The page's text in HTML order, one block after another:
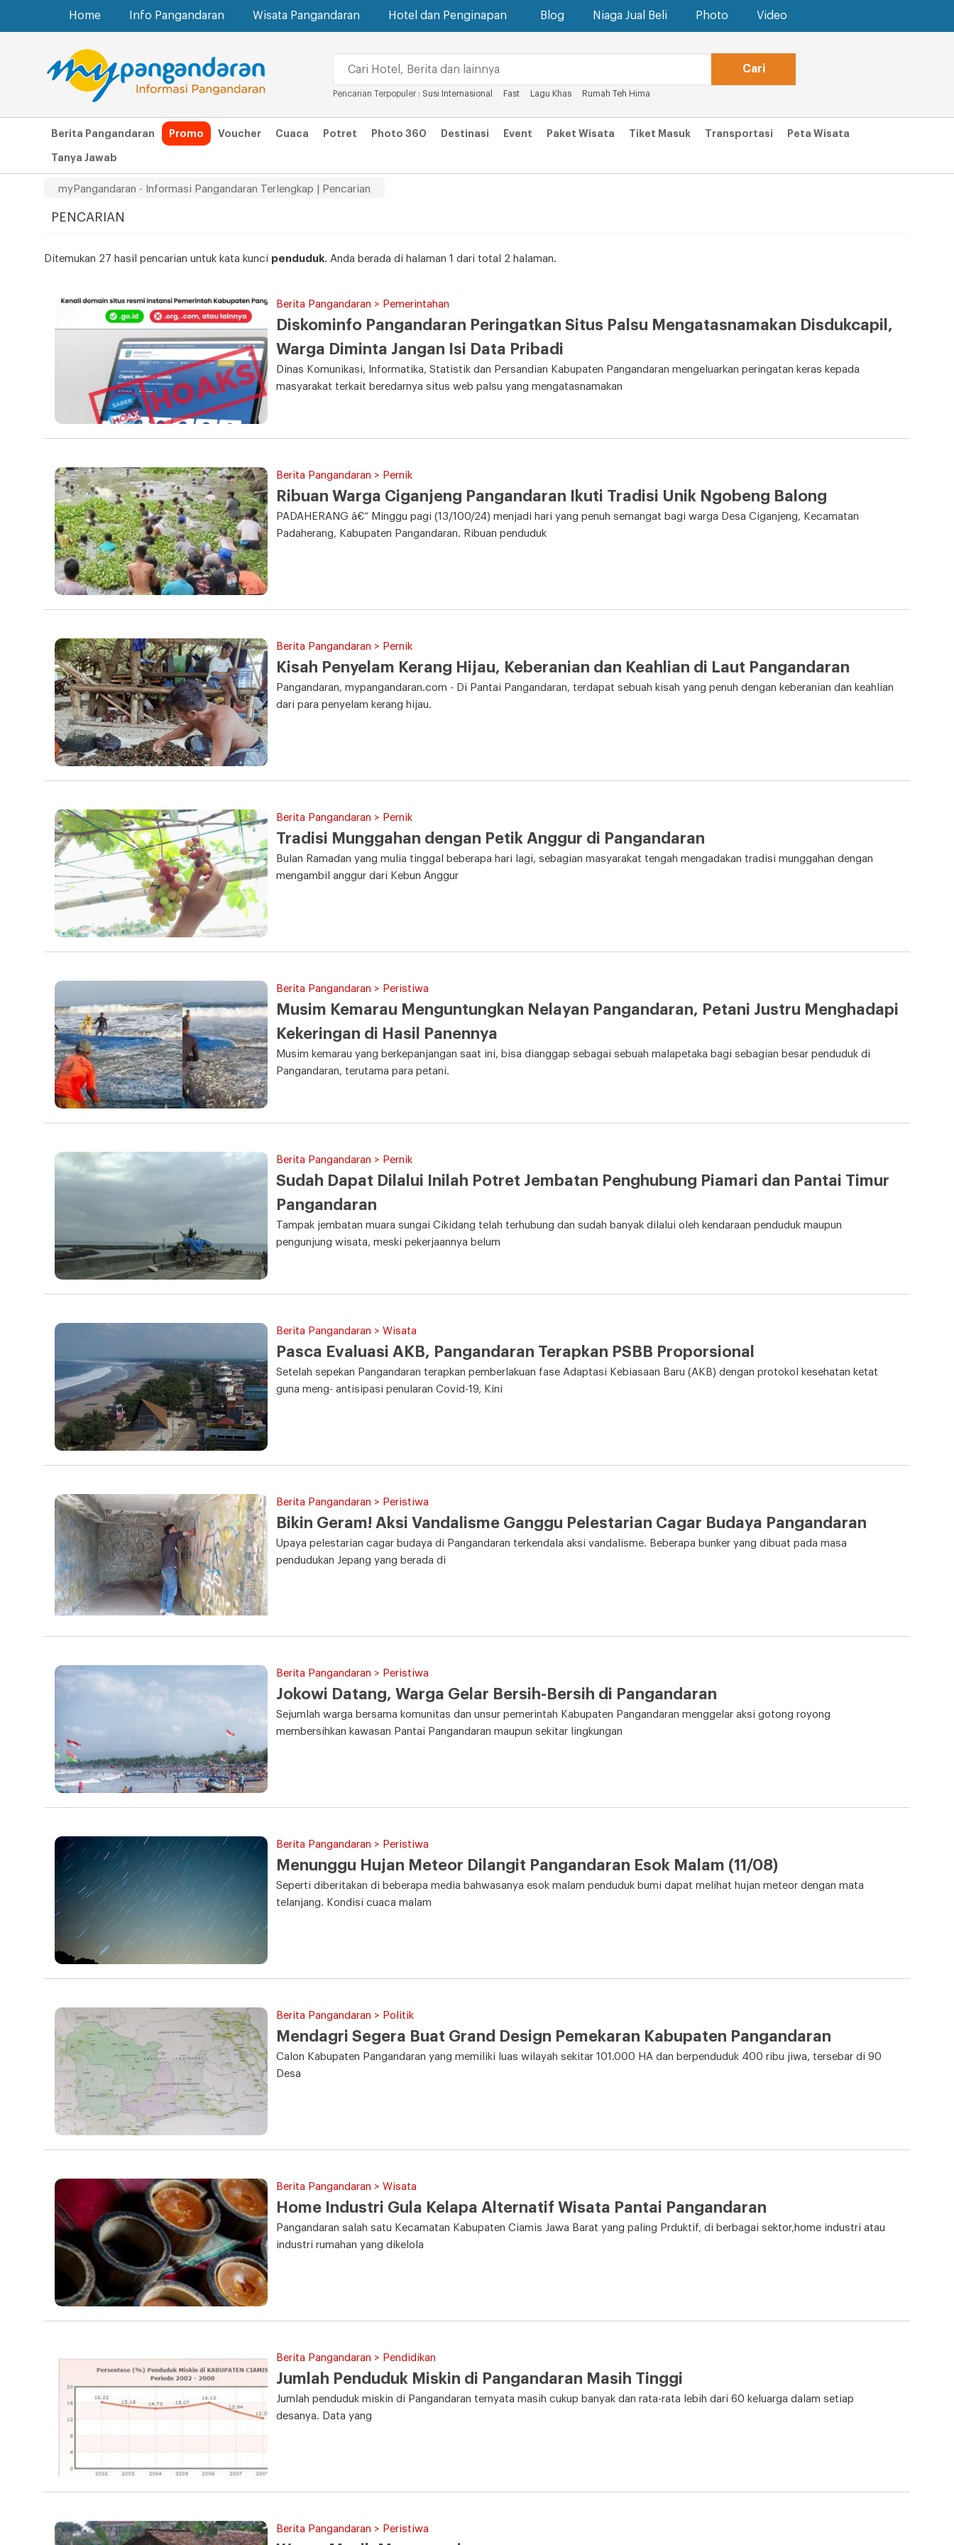
Home Info Pangandaran Wisata Pangandaran Hotel dan Penginapan Blog Niaga Jual Beli Photo Video
Pencarian Terpopuler : Susi Internasional Fast Lagu Khas Rumah Teh Hima
Berita Pangandaran Promo Voucher Cuaca Potret Photo 360 Destinasi Event Paket Wisata Tiket Masuk Transportasi Peta Wisata
Tanya Jawab
myPangandaran - Informasi Pangandaran Terlengkap | Pencarian
PENCARIAN
Ditemukan 27 hasil pencarian untuk kata kunci penduduk. Anda berada di halaman 1 dari total 2 halaman.
Berita Pangandaran > Pemerintahan
Diskominfo Pangandaran Peringatkan Situs Palsu Mengatasnamakan Disdukcapil,
Warga Diminta Jangan Isi Data Pribadi
Dinas Komunikasi, Informatika, Statistik dan Persandian Kabupaten Pangandaran mengeluarkan peringatan keras kepada
masyarakat terkait beredarnya situs web palsu yang mengatasnamakan
Berita Pangandaran > Pernik
Ribuan Warga Ciganjeng Pangandaran Ikuti Tradisi Unik Ngobeng Balong
PADAHERANG â€“ Minggu pagi (13/100/24) menjadi hari yang penuh semangat bagi warga Desa Ciganjeng, Kecamatan
Padaherang, Kabupaten Pangandaran. Ribuan penduduk
Berita Pangandaran > Pernik
Kisah Penyelam Kerang Hijau, Keberanian dan Keahlian di Laut Pangandaran
Pangandaran, mypangandaran.com - Di Pantai Pangandaran, terdapat sebuah kisah yang penuh dengan keberanian dan keahlian
dari para penyelam kerang hijau.
Berita Pangandaran > Pernik
Tradisi Munggahan dengan Petik Anggur di Pangandaran
Bulan Ramadan yang mulia tinggal beberapa hari lagi, sebagian masyarakat tengah mengadakan tradisi munggahan dengan
mengambil anggur dari Kebun Anggur
Berita Pangandaran > Peristiwa
Musim Kemarau Menguntungkan Nelayan Pangandaran, Petani Justru Menghadapi
Kekeringan di Hasil Panennya
Musim kemarau yang berkepanjangan saat ini, bisa dianggap sebagai sebuah malapetaka bagi sebagian besar penduduk di
Pangandaran, terutama para petani.
Berita Pangandaran > Pernik
Sudah Dapat Dilalui Inilah Potret Jembatan Penghubung Piamari dan Pantai Timur
Pangandaran
Tampak jembatan muara sungai Cikidang telah terhubung dan sudah banyak dilalui oleh kendaraan penduduk maupun
pengunjung wisata, meski pekerjaannya belum
Berita Pangandaran > Wisata
Pasca Evaluasi AKB, Pangandaran Terapkan PSBB Proporsional
Setelah sepekan Pangandaran terapkan pemberlakuan fase Adaptasi Kebiasaan Baru (AKB) dengan protokol kesehatan ketat
guna meng- antisipasi penularan Covid-19, Kini
Berita Pangandaran > Peristiwa
Bikin Geram! Aksi Vandalisme Ganggu Pelestarian Cagar Budaya Pangandaran
Upaya pelestarian cagar budaya di Pangandaran terkendala aksi vandalisme. Beberapa bunker yang dibuat pada masa
pendudukan Jepang yang berada di
Berita Pangandaran > Peristiwa
Jokowi Datang, Warga Gelar Bersih-Bersih di Pangandaran
Sejumlah warga bersama komunitas dan unsur pemerintah Kabupaten Pangandaran menggelar aksi gotong royong
membersihkan kawasan Pantai Pangandaran maupun sekitar lingkungan
Berita Pangandaran > Peristiwa
Menunggu Hujan Meteor Dilangit Pangandaran Esok Malam (11/08)
Seperti diberitakan di beberapa media bahwasanya esok malam penduduk bumi dapat melihat hujan meteor dengan mata
telanjang. Kondisi cuaca malam
Berita Pangandaran > Politik
Mendagri Segera Buat Grand Design Pemekaran Kabupaten Pangandaran
Calon Kabupaten Pangandaran yang memiliki luas wilayah sekitar 101.000 HA dan berpenduduk 400 ribu jiwa, tersebar di 90
Desa
Berita Pangandaran > Wisata
Home Industri Gula Kelapa Alternatif Wisata Pantai Pangandaran
Pangandaran salah satu Kecamatan Kabupaten Ciamis Jawa Barat yang paling Prduktif, di berbagai sektor,home industri atau
industri rumahan yang dikelola
Berita Pangandaran > Pendidikan
Jumlah Penduduk Miskin di Pangandaran Masih Tinggi
Jumlah penduduk miskin di Pangandaran ternyata masih cukup banyak dan rata-rata lebih dari 60 keluarga dalam setiap
desanya. Data yang
Berita Pangandaran > Peristiwa